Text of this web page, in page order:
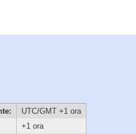
UTC/GMT +1 ora
+1 ora